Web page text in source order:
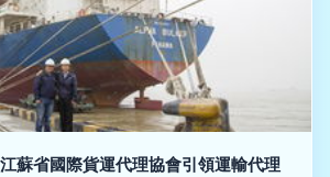
蘇省國際貨運代理協會引領運輸代理